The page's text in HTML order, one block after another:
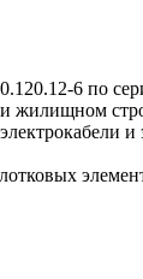
6 по
жилищном